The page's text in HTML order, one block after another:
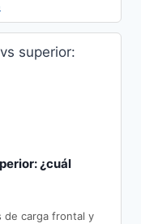
¿cuál
de carga frontal y